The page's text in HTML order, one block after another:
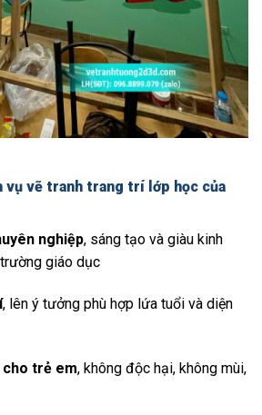
vụ vẽ tranh trang trí lớp học của
nghiệp, sáng tạo và giàu kinh
giáo dục
, lên ý tưởng phù hợp lứa tuổi và diện
cho trẻ em, không độc hại, không mùi,